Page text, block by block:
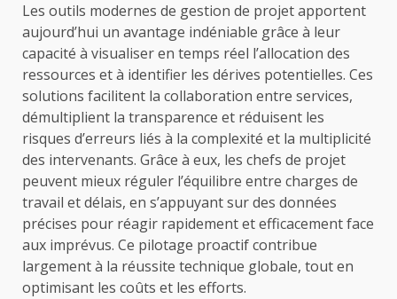
Les outils modernes de gestion de projet apportent
aujourd’hui un avantage indéniable grâce à leur
capacité à visualiser en temps réel l’allocation des
ressources et à identifier les dérives potentielles. Ces
solutions facilitent la collaboration entre services,
démultiplient la transparence et réduisent les
risques d’erreurs liés à la complexité et la multiplicité
des intervenants. Grâce à eux, les chefs de projet
peuvent mieux réguler l’équilibre entre charges de
travail et délais, en s’appuyant sur des données
précises pour réagir rapidement et efficacement face
aux imprévus. Ce pilotage proactif contribue
largement à la réussite technique globale, tout en
optimisant les coûts et les efforts.